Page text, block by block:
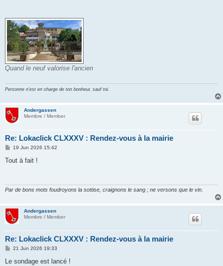
Quand le neuf valorise l'ancien
Personne n'est en charge de ton bonheur, sauf toi.
Andergassen
Membre / Member
Re: Lokaclick CLXXXV : Rendez-vous à la mairie
P
s
19 Jun 2026 15:42
Tout à fait !
Par de bons mots foudroyons la sottise, craignons le sang ; ne versons que le vin.
Andergassen
Membre / Member
Re: Lokaclick CLXXXV : Rendez-vous à la mairie
P
s
21 Jun 2026 19:33
Le sondage est lancé !